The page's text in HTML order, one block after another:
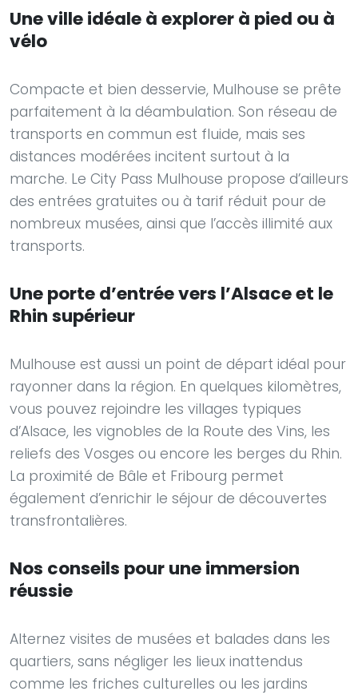
Une ville idéale à explorer à pied ou à
vélo
Compacte et bien desservie, Mulhouse se prête
parfaitement à la déambulation. Son réseau de
transports en commun est fluide, mais ses
distances modérées incitent surtout à la
marche. Le City Pass Mulhouse propose d’ailleurs
des entrées gratuites ou à tarif réduit pour de
nombreux musées, ainsi que l’accès illimité aux
transports.
Une porte d’entrée vers l’Alsace et le
Rhin supérieur
Mulhouse est aussi un point de départ idéal pour
rayonner dans la région. En quelques kilomètres,
vous pouvez rejoindre les villages typiques
d’Alsace, les vignobles de la Route des Vins, les
reliefs des Vosges ou encore les berges du Rhin.
La proximité de Bâle et Fribourg permet
également d’enrichir le séjour de découvertes
transfrontalières.
Nos conseils pour une immersion
réussie
Alternez visites de musées et balades dans les
quartiers, sans négliger les lieux inattendus
comme les friches culturelles ou les jardins